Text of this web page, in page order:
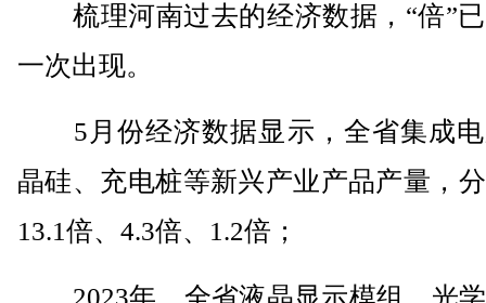
梳理河南过去的经济数据，“倍”
一次出现。
5月份经济数据显示，全省集成电
晶硅、充电桩等新兴产业产品产量，
13.1倍、4.3倍、1.2倍；
2023年，全省液晶显示模组、光